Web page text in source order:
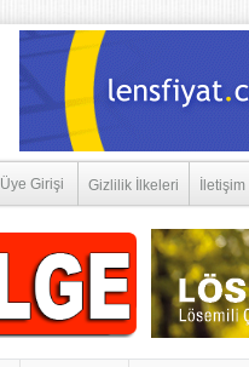
Üye Girişi Gizlilik İlkeleri İletişim